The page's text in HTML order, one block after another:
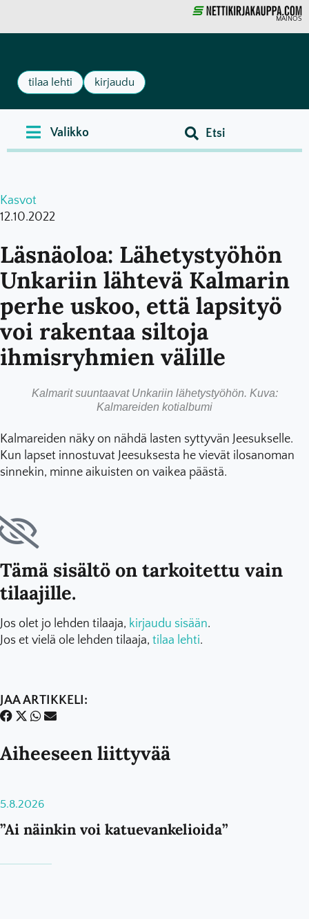
MAINOS
tilaa lehti kirjaudu
Kasvot
12.10.2022
Läsnäoloa: Lähetystyöhön
Unkariin lähtevä Kalmarin
perhe uskoo, että lapsityö
voi rakentaa siltoja
ihmisryhmien välille
Kalmarit suuntaavat Unkariin lähetystyöhön. Kuva:
Kalmareiden kotialbumi
Kalmareiden näky on nähdä lasten syttyvän Jeesukselle.
Kun lapset innostuvat Jeesuksesta he vievät ilosanoman
sinnekin, minne aikuisten on vaikea päästä.
Tämä sisältö on tarkoitettu vain
tilaajille.
Jos olet jo lehden tilaaja, kirjaudu sisään.
Jos et vielä ole lehden tilaaja, tilaa lehti.
JAA ARTIKKELI:
Aiheeseen liittyvää
5.8.2026
”Ai näinkin voi katuevankelioida”